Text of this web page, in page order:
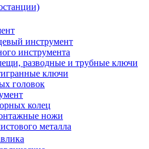
инструмент
инструмента
разводные и трубные ключи
ключи
головок
колец
ножи
металла